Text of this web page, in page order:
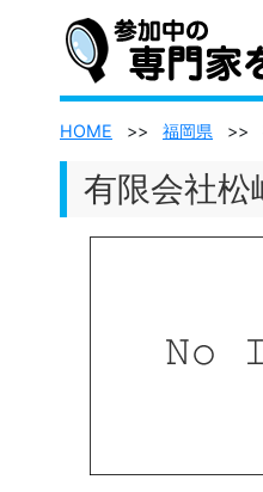
HOME >> 福岡県 >>
有限会社松